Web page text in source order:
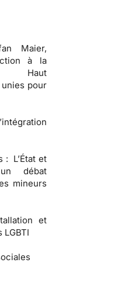
Maier,
à la
Haut
pour
: L’État et
débat
mineurs
et